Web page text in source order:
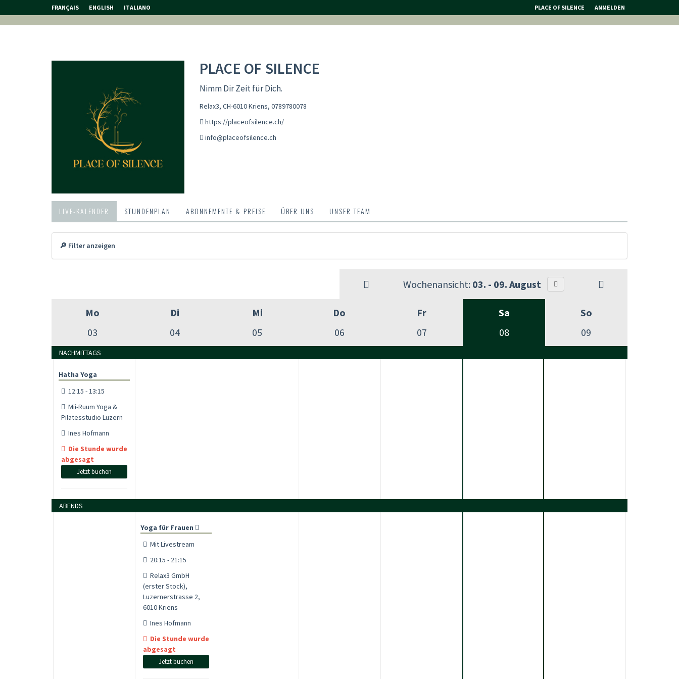
FRANÇAIS ENGLISH ITALIANO PLACE OF SILENCE ANMELDEN
PLACE OF SILENCE
Nimm Dir Zeit für Dich.
Relax3, CH-6010 Kriens, 0789780078
https://placeofsilence.ch/
info@placeofsilence.ch
LIVE-KALENDER STUNDENPLAN ABONNEMENTE & PREISE ÜBER UNS UNSER TEAM
🔎 Filter anzeigen
Wochenansicht: 03. - 09. August
Mo
03
Di
04
Mi
05
Do
06
Fr
07
Sa
08
So
09
NACHMITTAGS
Hatha Yoga
12:15 - 13:15
Mii-Ruum Yoga &
Pilatesstudio Luzern
Ines Hofmann
Die Stunde wurde
abgesagt
Jetzt buchen
ABENDS
Yoga für Frauen
Mit Livestream
20:15 - 21:15
Relax3 GmbH
(erster Stock),
Luzernerstrasse 2,
6010 Kriens
Ines Hofmann
Die Stunde wurde
abgesagt
Jetzt buchen